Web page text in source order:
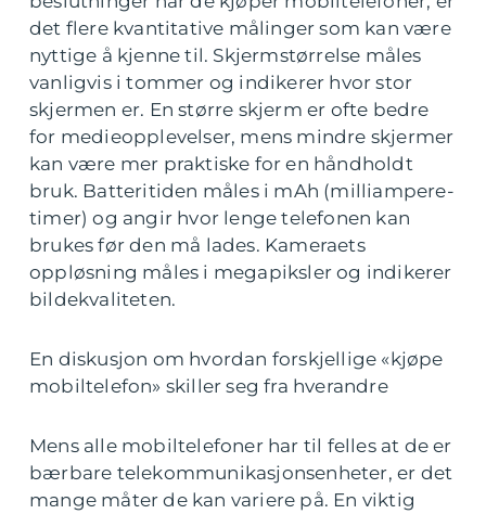
det flere kvantitative målinger som kan være
nyttige å kjenne til. Skjermstørrelse måles
vanligvis i tommer og indikerer hvor stor
skjermen er. En større skjerm er ofte bedre
for medieopplevelser, mens mindre skjermer
kan være mer praktiske for en håndholdt
bruk. Batteritiden måles i mAh (milliampere-
timer) og angir hvor lenge telefonen kan
brukes før den må lades. Kameraets
oppløsning måles i megapiksler og indikerer
bildekvaliteten.
En diskusjon om hvordan forskjellige «kjøpe
mobiltelefon» skiller seg fra hverandre
Mens alle mobiltelefoner har til felles at de er
bærbare telekommunikasjonsenheter, er det
mange måter de kan variere på. En viktig